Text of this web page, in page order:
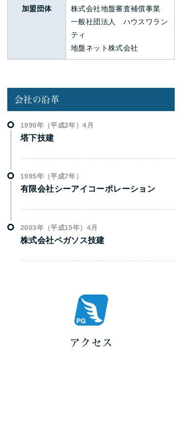
加盟団体
株式会社地盤審査補償事業
一般社団法人 ハウスワラン
ティ
地盤ネット株式会社
会社の沿革
1990年（平成2年）4月
塔下技建
1995年（平成7年）
有限会社シーアイコーポレーション
2003年（平成15年）4月
株式会社ペガソス技建
アクセス